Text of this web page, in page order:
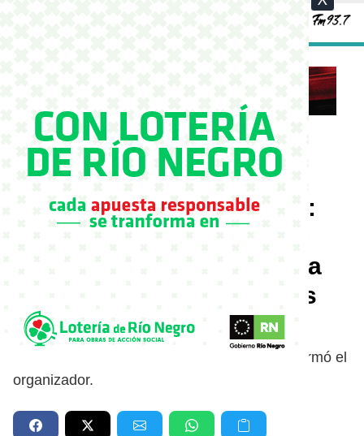
11/08/2025
El Eternauta en Bariloche:
proponen hacer una
caminata en homenaje a la
obra de Oesterheld y a los
veteranos de Malvinas
“El héroe colectivo es el único que existe”, afirmó el
organizador.